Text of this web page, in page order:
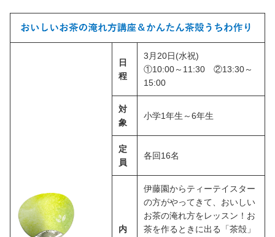
日
程
3月20日(水祝)
①10:00～11:30 ②13:30～
15:00
対
象
小学1年生～6年生
定
員
各回16名
内
伊藤園からティーテイスター
の方がやってきて、おいしい
お茶の淹れ方をレッスン！お
茶を作るときに出る「茶殻」